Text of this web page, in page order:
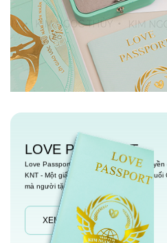
LOVE PASSPORT
Love Passport là một chính sách độc quyền
KNT - Một giấy chứng nhận "Tình Yêu Cuối
mà người tặng dành cho người nhận.
XEM CHI TIẾT